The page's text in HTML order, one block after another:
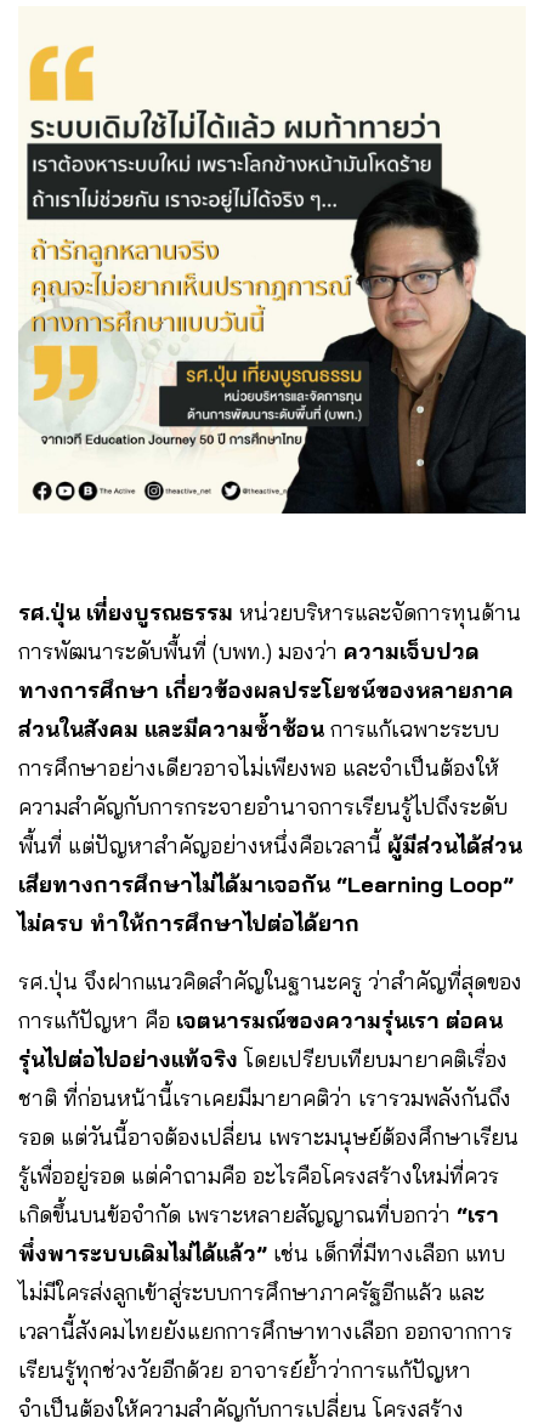
รศ.ปุ่น เที่ยงบูรณธรรม หน่วยบริหารและจัดการทุนด้าน
การพัฒนาระดับพื้นที่ (บพท.) มองว่า ความเจ็บปวด
ทางการศึกษา เกี่ยวข้องผลประโยชน์ของหลายภาค
ส่วนในสังคม และมีความซ้ำซ้อน การแก้เฉพาะระบบ
การศึกษาอย่างเดียวอาจไม่เพียงพอ และจำเป็นต้องให้
ความสำคัญกับการกระจายอำนาจการเรียนรู้ไปถึงระดับ
พื้นที่ แต่ปัญหาสำคัญอย่างหนึ่งคือเวลานี้ ผู้มีส่วนได้ส่วน
เสียทางการศึกษาไม่ได้มาเจอกัน “Learning Loop”
ไม่ครบ ทำให้การศึกษาไปต่อได้ยาก
รศ.ปุ่น จึงฝากแนวคิดสำคัญในฐานะครู ว่าสำคัญที่สุดของ
การแก้ปัญหา คือ เจตนารมณ์ของความรุ่นเรา ต่อคน
รุ่นไปต่อไปอย่างแท้จริง โดยเปรียบเทียบมายาคติเรื่อง
ชาติ ที่ก่อนหน้านี้เราเคยมีมายาคติว่า เรารวมพลังกันถึง
รอด แต่วันนี้อาจต้องเปลี่ยน เพราะมนุษย์ต้องศึกษาเรียน
รู้เพื่ออยู่รอด แต่คำถามคือ อะไรคือโครงสร้างใหม่ที่ควร
เกิดขึ้นบนข้อจำกัด เพราะหลายสัญญาณที่บอกว่า “เรา
พึ่งพาระบบเดิมไม่ได้แล้ว” เช่น เด็กที่มีทางเลือก แทบ
ไม่มีใครส่งลูกเข้าสู่ระบบการศึกษาภาครัฐอีกแล้ว และ
เวลานี้สังคมไทยยังแยกการศึกษาทางเลือก ออกจากการ
เรียนรู้ทุกช่วงวัยอีกด้วย อาจารย์ย้ำว่าการแก้ปัญหา
จำเป็นต้องให้ความสำคัญกับการเปลี่ยน โครงสร้าง